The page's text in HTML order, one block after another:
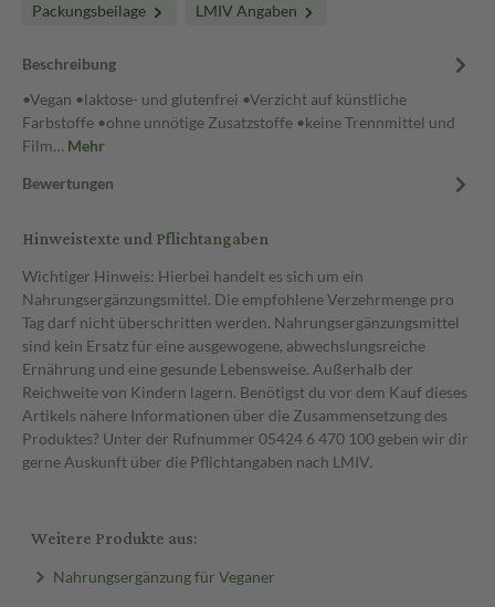
Packungsbeilage LMIV Angaben
Beschreibung
•Vegan •laktose- und glutenfrei •Verzicht auf künstliche
Farbstoffe •ohne unnötige Zusatzstoffe •keine Trennmittel und
Film… Mehr
Bewertungen
Hinweistexte und Pflichtangaben
Wichtiger Hinweis: Hierbei handelt es sich um ein
Nahrungsergänzungsmittel. Die empfohlene Verzehrmenge pro
Tag darf nicht überschritten werden. Nahrungsergänzungsmittel
sind kein Ersatz für eine ausgewogene, abwechslungsreiche
Ernährung und eine gesunde Lebensweise. Außerhalb der
Reichweite von Kindern lagern. Benötigst du vor dem Kauf dieses
Artikels nähere Informationen über die Zusammensetzung des
Produktes? Unter der Rufnummer 05424 6 470 100 geben wir dir
gerne Auskunft über die Pflichtangaben nach LMIV.
Weitere Produkte aus:
Nahrungsergänzung für Veganer